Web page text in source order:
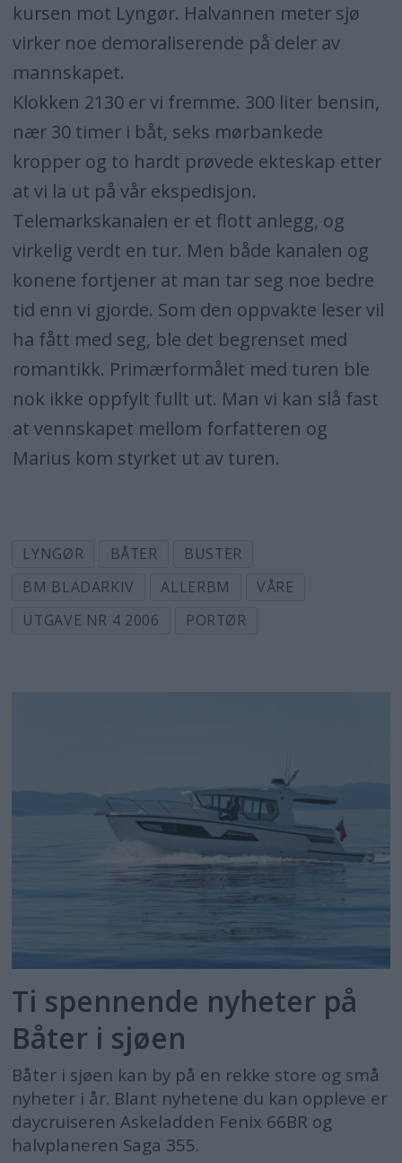
kursen mot Lyngør. Halvannen meter sjø
virker noe demoraliserende på deler av
mannskapet.
Klokken 2130 er vi fremme. 300 liter bensin,
nær 30 timer i båt, seks mørbankede
kropper og to hardt prøvede ekteskap etter
at vi la ut på vår ekspedisjon.
Telemarkskanalen er et flott anlegg, og
virkelig verdt en tur. Men både kanalen og
konene fortjener at man tar seg noe bedre
tid enn vi gjorde. Som den oppvakte leser vil
ha fått med seg, ble det begrenset med
romantikk. Primærformålet med turen ble
nok ikke oppfylt fullt ut. Man vi kan slå fast
at vennskapet mellom forfatteren og
Marius kom styrket ut av turen.
LYNGØR BÅTER
BUSTER
BM BLADARKIV
ALLERBM
VÅRE
UTGAVE NR 4 2006
PORTØR
Ti spennende nyheter på
Båter i sjøen
Båter i sjøen kan by på en rekke store og små
nyheter i år. Blant nyhetene du kan oppleve er
daycruiseren Askeladden Fenix 66BR og
halvplaneren Saga 355.